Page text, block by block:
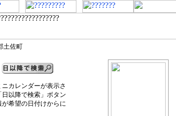
土佐町
カレンダーが表示さ
以降で検索」ボタン
希望の日付けからに